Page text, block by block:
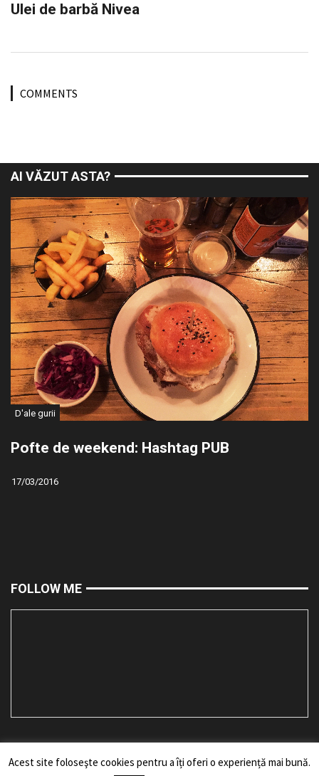
Ulei de barbă Nivea
COMMENTS
AI VĂZUT ASTA?
D'ale gurii
Pofte de weekend: Hashtag PUB
17/03/2016
FOLLOW ME
Toate drepturile rezervate bărbii mele. Reproducerea fără acordul
Acest site foloseşte cookies pentru a îți oferi o experiență mai bună.